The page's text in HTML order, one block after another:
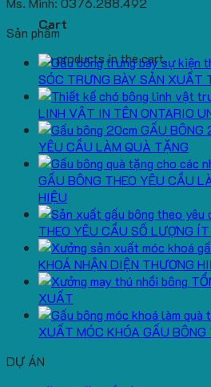
Cart
No products in the cart.
Sản phẩm
SÓC TRƯNG BÀY SẢN XUẤT
LINH VẬT IN TÊN ONTARIO
GẤU BÔNG
YÊU CẦU LÀM QUÀ TẶNG
GẤU BÔNG THEO YÊU CẦU
HIỆU
THEO YÊU CẦU SỐ LƯỢNG
KHOÁ NHẬN DIỆN THƯƠNG
XUẤT
XUẤT MÓC KHÓA GẤU
DỰ ÁN